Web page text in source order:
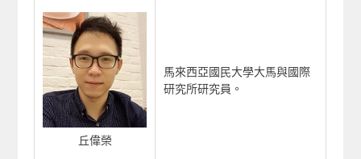
丘偉榮
馬來西亞國民大學大馬與國際
研究所研究員。